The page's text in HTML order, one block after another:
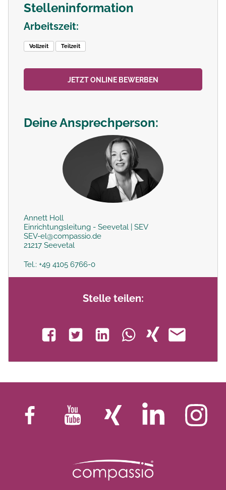
Stelleninformation
Arbeitszeit:
Vollzeit Teilzeit
JETZT ONLINE BEWERBEN
Deine Ansprechperson:
Annett Holl
Einrichtungsleitung - Seevetal | SEV
SEV-el@compassio.de
21217 Seevetal
Tel.: +49 4105 6766-0
Stelle teilen: